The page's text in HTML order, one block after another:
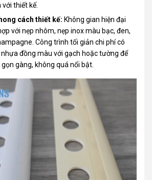
thiết kế.
cách thiết kế: Không gian hiện đại
với nẹp nhôm, nẹp inox màu bạc, đen,
Công trình tối giản chi phí có
đồng màu với gạch hoặc tường để
gàng, không quá nổi bật.